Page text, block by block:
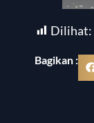
Dilihat:
Bagikan :